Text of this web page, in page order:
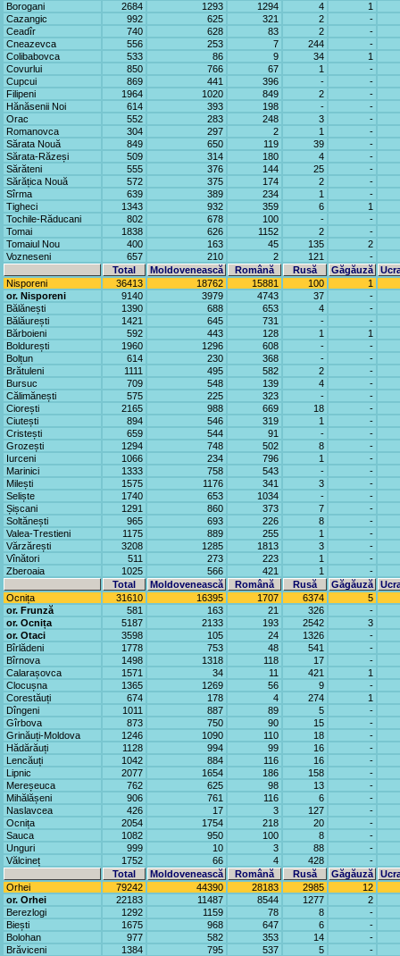
Borogani
2684 1293 1294 4
1
Cazangic
992 625 321 2
-
Ceadîr
740 628 83 2
-
Cneazevca
556 253 7 244
-
Colibabovca
533 86 9 34
1
Covurlui
850 766 67 1
-
Cupcui
869 441 396 -
-
Filipeni
1964 1020 849 2
-
Hănăsenii Noi
614 393 198 -
-
Orac
552 283 248 3
-
Romanovca
304 297 2 1
-
Sărata Nouă
849 650 119 39
-
Sărata-Răzeși
509 314 180 4
-
Sărăteni
555 376 144 25
-
Sărățica Nouă
572 375 174 2
-
Sîrma
639 389 234 1
-
Tigheci
1343 932 359 6
1
Tochile-Răducani
802 678 100 -
-
Tomai
1838 626 1152 2
-
Tomaiul Nou
400 163 45 135
2
Vozneseni
657 210 2 121
-
Total
Moldovenească Română Rusă Găgăuză
Nisporeni
36413 18762 15881 100
1
or. Nisporeni
9140 3979 4743 37
-
Bălănești
1390 688 653 4
-
Bălăurești
1421 645 731 -
-
Bărboieni
592 443 128 1
1
Boldurești
1960 1296 608 -
-
Bolțun
614 230 368 -
-
Brătuleni
1111 495 582 2
-
Bursuc
709 548 139 4
-
Călimănești
575 225 323 -
-
Ciorești
2165 988 669 18
-
Ciutești
894 546 319 1
-
Cristești
659 544 91 -
-
Grozești
1294 748 502 8
-
Iurceni
1066 234 796 1
-
Marinici
1333 758 543 -
-
Milești
1575 1176 341 3
-
Seliște
1740 653 1034 -
-
Șișcani
1291 860 373 7
-
Soltănești
965 693 226 8
-
Valea-Trestieni
1175 889 255 1
-
Vărzărești
3208 1285 1813 3
-
Vînători
511 273 223 1
-
Zberoaia
1025 566 421 1
-
Total
Moldovenească Română Rusă Găgăuză
Ocnița
31610 16395 1707 6374
5
or. Frunză
581 163 21 326
-
or. Ocnița
5187 2133 193 2542
3
or. Otaci
3598 105 24 1326
-
Bîrlădeni
1778 753 48 541
-
Bîrnova
1498 1318 118 17
-
Calarașovca
1571 34 11 421
1
Clocușna
1365 1269 56 9
-
Corestăuți
674 178 4 274
1
Dîngeni
1011 887 89 5
-
Gîrbova
873 750 90 15
-
Grinăuți-Moldova
1246 1090 110 18
-
Hădărăuți
1128 994 99 16
-
Lencăuți
1042 884 116 16
-
Lipnic
2077 1654 186 158
-
Mereșeuca
762 625 98 13
-
Mihălășeni
906 761 116 6
-
Naslavcea
426 17 3 127
-
Ocnița
2054 1754 218 20
-
Sauca
1082 950 100 8
-
Unguri
999 10 3 88
-
Vălcineț
1752 66 4 428
-
Total
Moldovenească Română Rusă Găgăuză
Orhei
79242 44390 28183 2985
12
or. Orhei
22183 11487 8544 1277
2
Berezlogi
1292 1159 78 8
-
Biești
1675 968 647 6
-
Bolohan
977 582 353 14
-
Brăviceni
1384 795 537 5
-